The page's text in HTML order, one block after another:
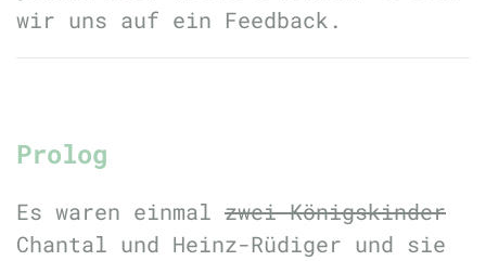
wir uns auf ein Feedback.
Prolog
Es waren einmal zwei Königskinder
Chantal und Heinz-Rüdiger und sie